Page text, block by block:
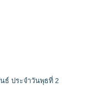
ธ์ ประจำวันพุธที่ 2